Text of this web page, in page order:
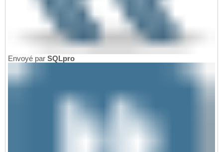
Envoyé par SQLpro